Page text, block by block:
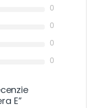
0
0
0
0
E”